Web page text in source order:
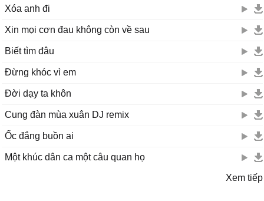
Xóa anh đi
Xin mọi cơn đau không còn về sau
Biết tìm đâu
Đừng khóc vì em
Đời dạy ta khôn
Cung đàn mùa xuân DJ remix
Ốc đắng buồn ai
Một khúc dân ca một câu quan họ
Xem tiếp